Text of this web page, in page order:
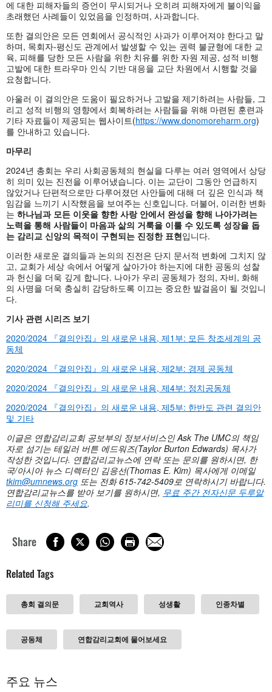
에 대한 피해자들의 증언이 무시되거나 오히려 피해자에게 불이익을
초래했던 사례들이 있었음을 인정하며, 사과합니다.
또한 결의안은 모든 연회에서 공식적인 사과가 이루어져야 한다고 말
하며, 목회자-평신도 관계에서 발생할 수 있는 권력 불균형에 대한 교
육, 피해를 당한 모든 사람을 위한 치유를 위한 자원 제공, 성적 비행
고발에 대한 트라우마 인식 기반 대응을 교단 차원에서 시행할 것을
요청합니다.
아울러 이 결의안은 도움이 필요하거나 고발을 제기하려는 사람들, 그
리고 성적 비행의 영향에서 회복하려는 사람들을 위해 마련된 훈련과
기타 자료들이 제공되는 웹사이트(https://www.donomoreharm.org)
를 안내하고 있습니다.
마무리
2024년 총회는 우리 사회공동체의 현실을 다루는 여러 영역에서 상당
히 의미 있는 진전을 이루어냈습니다. 이는 교단이 그동안 언급하지
않았거나 단편적으로만 다루어졌던 사안들에 대해 더 깊은 인식과 책
임감을 느끼기 시작했음을 보여주는 신호입니다. 더불어, 이러한 변화
는 하나님과 모든 이웃을 향한 사랑 안에서 완성을 향해 나아가려는
노력을 통해 사람들이 마음과 삶의 거룩을 이룰 수 있도록 성장을 돕
는 감리교 신앙의 목적이 구현되는 진정한 표현입니다.
이러한 새로운 결의들과 논의의 진전은 단지 문서적 변화에 그치지 않
고, 교회가 세상 속에서 어떻게 살아가야 하는지에 대한 공동의 성찰
과 헌신을 더욱 깊게 합니다. 나아가 우리 공동체가 정의, 자비, 화해
의 사명을 더욱 충실히 감당하도록 이끄는 중요한 발걸음이 될 것입니
다.
기사 관련 시리즈 보기
2020/2024 『결의안집』의 새로운 내용, 제1부: 모든 창조세계의 공
동체
2020/2024 『결의안집』의 새로운 내용, 제2부: 경제 공동체
2020/2024 『결의안집』의 새로운 내용, 제4부: 정치공동체
2020/2024 『결의안집』의 새로운 내용, 제5부: 한반도 관련 결의안
및 기타
이글은 연합감리교회 공보부의 정보서비스인Ask The UMC의 책임
자로 섬기는 테일러 버튼 에드워즈(Taylor Burton Edwards) 목사가
작성한 것입니다. 연합감리교뉴스에 연락 또는 문의를 원하시면, 한
국/아시아 뉴스 디렉터인 김응선(Thomas E. Kim) 목사에게 이메일
tkim@umnews.org 또는 전화 615-742-5409로 연락하시기 바랍니다.
연합감리교뉴스를 받아 보기를 원하시면, 무료 주간 전자신문 두루알
리미를 신청해 주세요.
Share
Related Tags
총회 결의문 교회역사 성생활 인종차별
공동체 연합감리교회에 물어보세요
주요 뉴스